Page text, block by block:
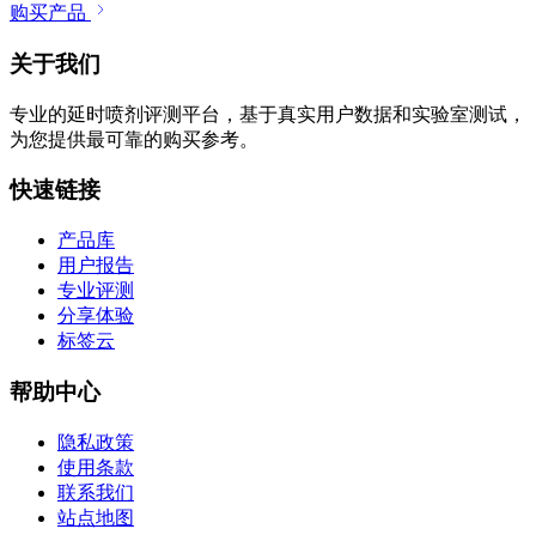
购买产品
关于我们
专业的延时喷剂评测平台，基于真实用户数据和实验室测试，
为您提供最可靠的购买参考。
快速链接
产品库
用户报告
专业评测
分享体验
标签云
帮助中心
隐私政策
使用条款
联系我们
站点地图